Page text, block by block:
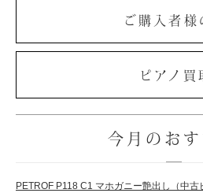
ご購入者様
ピアノ買
今月のお
PETROF P118 C1 マホガニー艶出し（中古